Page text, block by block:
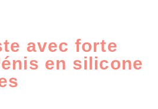
avec forte
en silicone